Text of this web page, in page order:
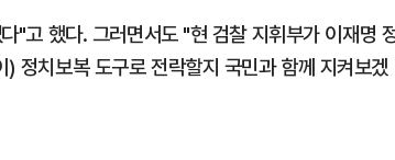
"고 했다. 그러면서도 "현 검찰 지휘부가 이재명
정치보복 도구로 전락할지 국민과 함께 지켜보겠